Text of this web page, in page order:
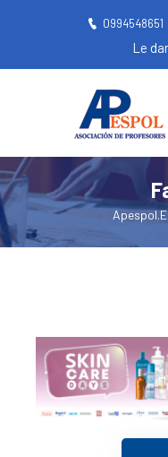
0994548651
Le